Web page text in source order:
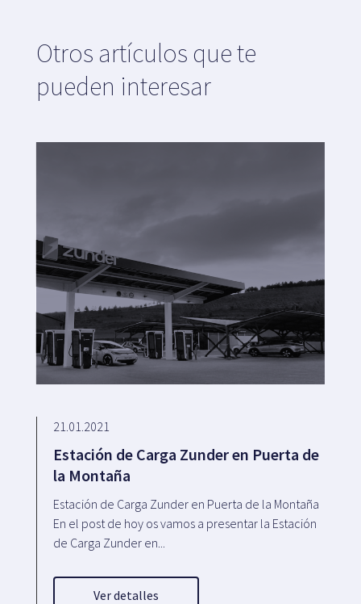
Otros artículos que te
pueden interesar
21.01.2021
Estación de Carga Zunder en Puerta de
la Montaña
Estación de Carga Zunder en Puerta de la Montaña
En el post de hoy os vamos a presentar la Estación
de Carga Zunder en...
Ver detalles